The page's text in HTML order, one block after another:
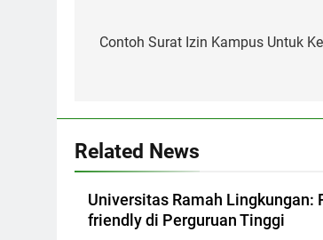
navigation
Contoh Surat Izin Kampus Untuk
Related News
Universitas Ramah Lingkungan:
friendly di Perguruan Tinggi